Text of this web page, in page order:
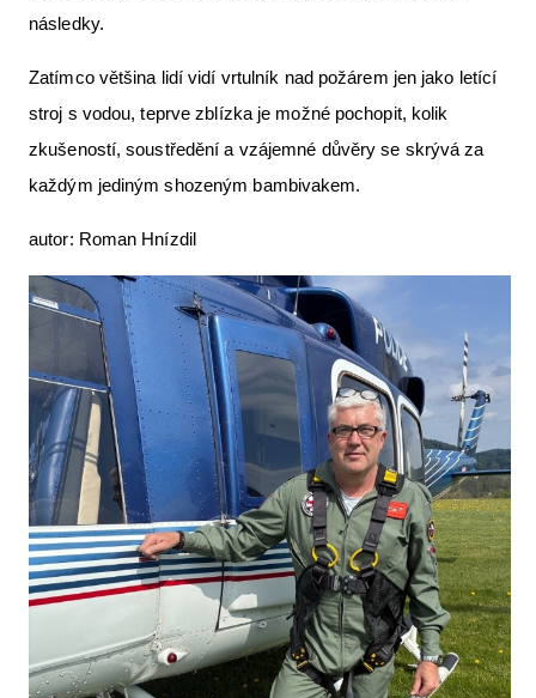
následky.
Zatímco většina lidí vidí vrtulník nad požárem jen jako letící
stroj s vodou, teprve zblízka je možné pochopit, kolik
zkušeností, soustředění a vzájemné důvěry se skrývá za
každým jediným shozeným bambivakem.
autor: Roman Hnízdil